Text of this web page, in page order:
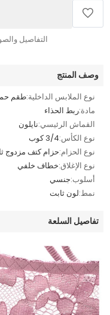
التفاصيل
وصف المنتج
نوع الملابس الداخلية:طقم
مادة:ربط الحذاء
القماش الرئيسي:نايلون
نوع الكأس:3/4 كوب
نوع الحزام:حزام كتف مزدوج
نوع الإغلاق:خطاف خلفي
أسلوب:جنسي
نمط:لون ثابت
تفاصيل السلعة